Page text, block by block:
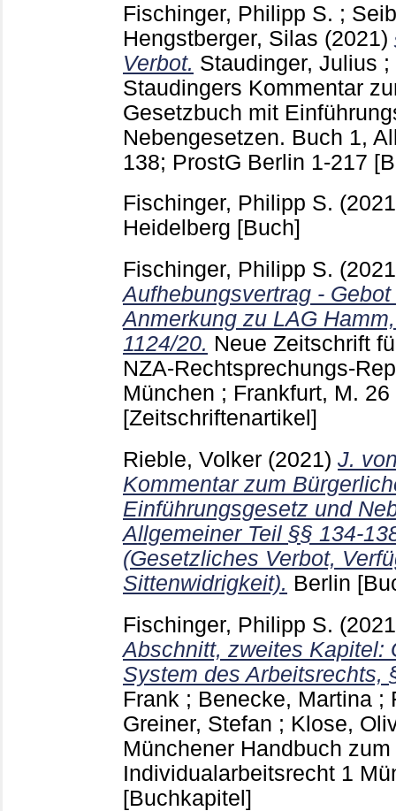
Fischinger, Philipp S. ;
Hengstberger, Silas (2021)
Verbot. Staudinger, Julius ;
Staudingers Kommentar
Gesetzbuch mit
Nebengesetzen. Buch 1,
138; ProstG Berlin 1-217
Fischinger, Philipp S.
Heidelberg [Buch]
Fischinger, Philipp S.
Aufhebungsvertrag -
Anmerkung zu LAG
1124/20. Neue Zeitschrift
NZA-Rechtsprechungs-
München ; Frankfurt, M.
[Zeitschriftenartikel]
Rieble, Volker (2021) J.
Kommentar zum
Einführungsgesetz und
Allgemeiner Teil §§ 134-
(Gesetzliches Verbot,
Sittenwidrigkeit). Berlin
Fischinger, Philipp S.
Abschnitt, zweites Kapitel:
System des Arbeitsrechts,
Frank ; Benecke, Martina ;
Greiner, Stefan ; Klose,
Münchener Handbuch
Individualarbeitsrecht 1
[Buchkapitel]